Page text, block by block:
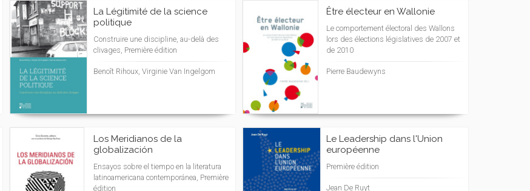
La Légitimité de la science
politique
Construire une discipline, au-delà des
clivages, Première édition
Benoît Rihoux, Virginie Van Ingelgom
Être électeur en Wallonie
Le comportement électoral des Wallons
lors des élections législatives de 2007 et
de 2010
Pierre Baudewyns
Los Meridianos de la
globalización
Ensayos sobre el tiempo en la literatura
latinoamericana contemporánea, Première
édition
Le Leadership dans l'Union
européenne
Première édition
Jean De Ruyt